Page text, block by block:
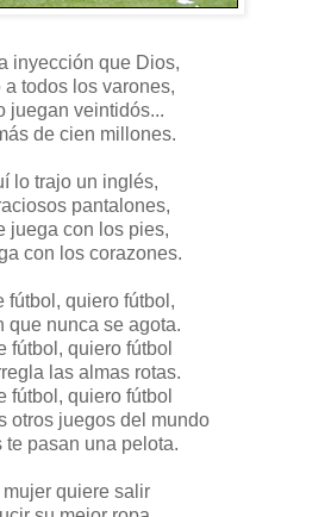
inyección que Dios,
a todos los varones,
juegan veintidós...
de cien millones.
lo trajo un inglés,
pantalones,
juega con los pies,
con los corazones.
fútbol, quiero fútbol,
que nunca se agota.
fútbol, quiero fútbol
las almas rotas.
fútbol, quiero fútbol
otros juegos del mundo
te pasan una pelota.
mujer quiere salir